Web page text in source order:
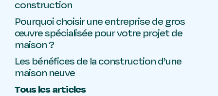
construction
Pourquoi choisir une entreprise de gros
œuvre spécialisée pour votre projet de
maison ?
Les bénéfices de la construction d’une
maison neuve
Tous les articles